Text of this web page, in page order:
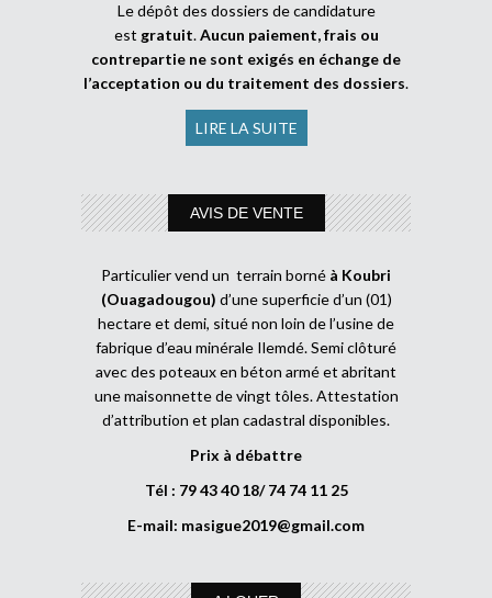
Le dépôt des dossiers de candidature
est gratuit.Aucun paiement, frais ou
contrepartie ne sont exigés en échange de
l’acceptation ou du traitement des dossiers.
LIRE LA SUITE
AVIS DE VENTE
Particulier vend un terrain borné à Koubri
(Ouagadougou) d’une superficie d’un (01)
hectare et demi, situé non loin de l’usine de
fabrique d’eau minérale Ilemdé. Semi clôturé
avec des poteaux en béton armé et abritant
une maisonnette de vingt tôles. Attestation
d’attribution et plan cadastral disponibles.
Prix à débattre
Tél : 79 43 40 18/ 74 74 11 25
E-mail: masigue2019@gmail.com